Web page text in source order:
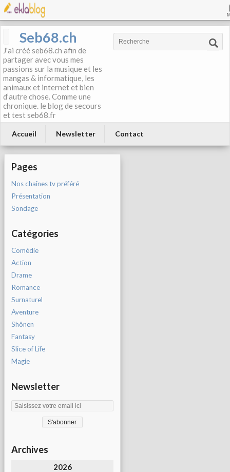
Seb68.ch
J'ai créé seb68.ch afin de
partager avec vous mes
passions sur la musique et les
mangas & informatique, les
animaux et internet et bien
d’autre chose. Comme une
chronique. le blog de secours
et test seb68.fr
Accueil Newsletter Contact
Pages
Nos chaînes tv préféré
Présentation
Sondage
Catégories
Comédie
Action
Drame
Romance
Surnaturel
Aventure
Shônen
Fantasy
Slice of Life
Magie
Newsletter
Archives
2026